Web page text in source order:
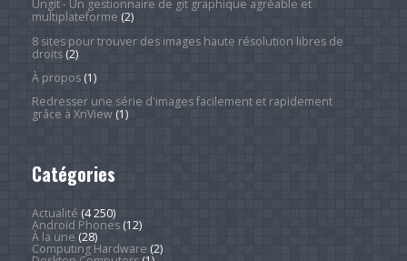
Ungit - Un gestionnaire de git graphique agréable et
multiplateforme (2)
8 sites pour trouver des images haute résolution libres de
droits(2)
À propos(1)
Redresser une série d'images facilement et rapidement
grâce à XnView(1)
Catégories
Actualité (4 250)
Android Phones(12)
À la une (28)
Computing Hardware (2)